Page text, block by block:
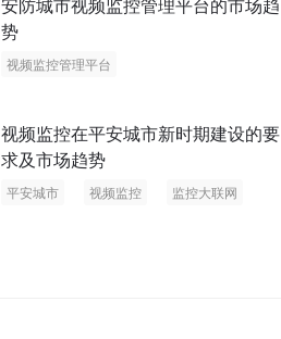
势
视频监控管理平台
视频监控在平安城市新时期建设的要
求及市场趋势
平安城市 视频监控 监控大联网